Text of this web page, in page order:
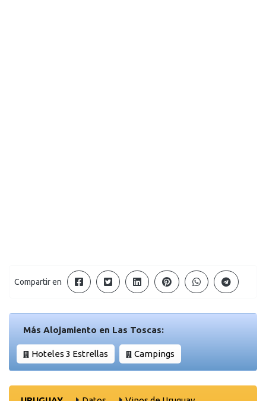
Compartir en
Más Alojamiento en Las Toscas:
Hoteles 3 Estrellas Campings